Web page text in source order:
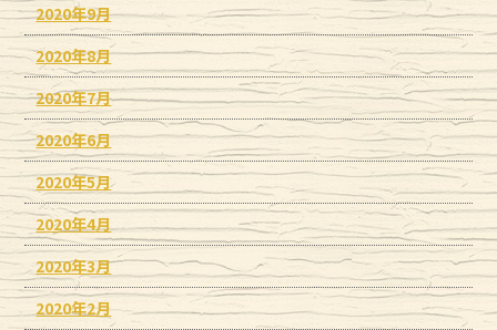
2020年9月
2020年8月
2020年7月
2020年6月
2020年5月
2020年4月
2020年3月
2020年2月